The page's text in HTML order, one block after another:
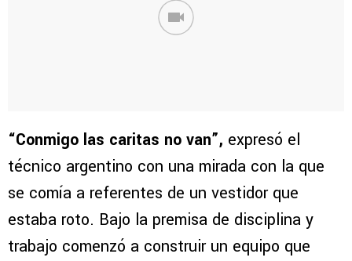
“Conmigo las caritas no van”, expresó el
técnico argentino con una mirada con la que
se comía a referentes de un vestidor que
estaba roto. Bajo la premisa de disciplina y
trabajo comenzó a construir un equipo que